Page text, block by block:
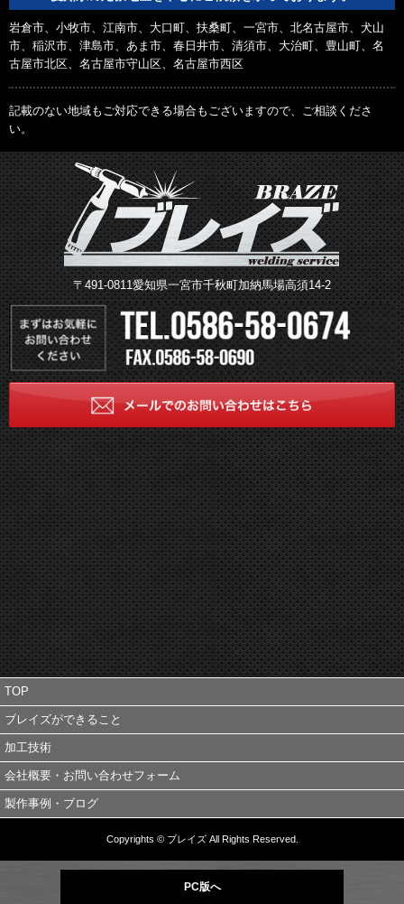
岩倉市、小牧市、江南市、大口町、扶桑町、一宮市、北名古屋市、犬山
市、稲沢市、津島市、あま市、春日井市、清須市、大治町、豊山町、名
古屋市北区、名古屋市守山区、名古屋市西区
記載のない地域もご対応できる場合もございますので、ご相談くださ
い。
〒491-0811愛知県一宮市千秋町加納馬場高須14-2
TOP
ブレイズができること
加工技術
会社概要・お問い合わせフォーム
製作事例・ブログ
Copyrights © ブレイズ All Rights Reserved.
PC版へ